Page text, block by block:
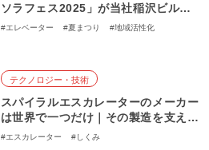
ソラフェス2025」が当社稲沢ビルシ
ステム製作所で開催
#エレベーター #夏まつり
#地域活性化
テクノロジー・技術
スパイラルエスカレーターのメーカー
は世界で一つだけ｜その製造を支える
技術力に迫る
#エスカレーター
#しくみ